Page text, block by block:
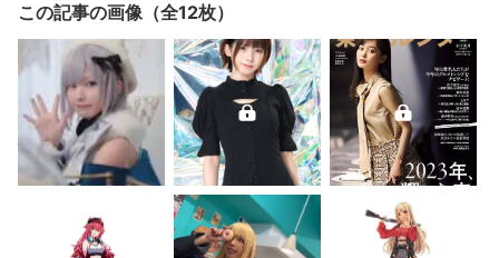
この記事の画像（全12枚）